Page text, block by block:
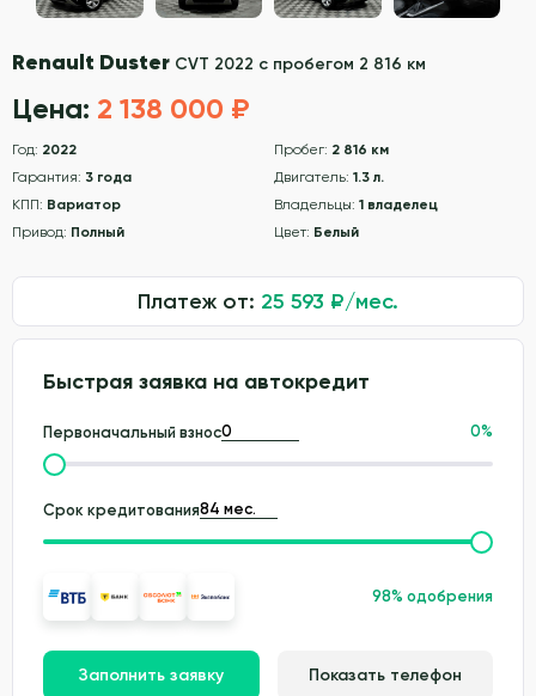
Renault Duster CVT 2022 с пробегом 2 816 км
Цена: 2 138 000 ₽
Год: 2022 Пробег: 2 816 км
Гарантия: 3 года Двигатель: 1.3 л.
КПП: Вариатор Владельцы: 1 владелец
Привод: Полный Цвет: Белый
Платеж от: 25 593 ₽/мес.
Быстрая заявка на автокредит
Первоначальный взнос 0%
Срок кредитования
98% одобрения
Заполнить заявку Показать телефон